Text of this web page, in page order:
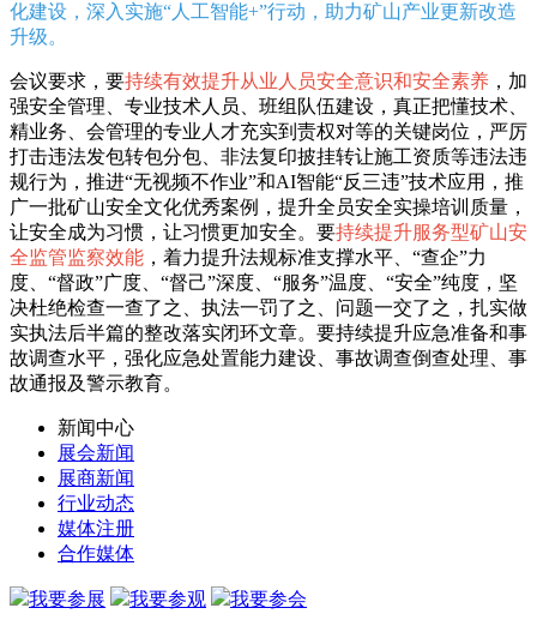
化建设，深入实施“人工智能+”行动，助力矿山产业更新改造
升级。
会议要求，要持续有效提升从业人员安全意识和安全素养 ，加
强安全管理、专业技术人员、班组队伍建设，真正把懂技术、
精业务、会管理的专业人才充实到责权对等的关键岗位，严厉
打击违法发包转包分包、非法复印披挂转让施工资质等违法违
规行为，推进“无视频不作业”和AI智能“反三违”技术应用，推
广一批矿山安全文化优秀案例，提升全员安全实操培训质量，
让安全成为习惯，让习惯更加安全。要持续提升服务型矿山安
全监管监察效能 ，着力提升法规标准支撑水平、“查企”力
度、“督政”广度、“督己”深度、“服务”温度、“安全”纯度，坚
决杜绝检查一查了之、执法一罚了之、问题一交了之，扎实做
实执法后半篇的整改落实闭环文章。要持续提升应急准备和事
故调查水平，强化应急处置能力建设、事故调查倒查处理、事
故通报及警示教育。
新闻中心
展会新闻
展商新闻
行业动态
媒体注册
合作媒体
我要参展 我要参观 我要参会